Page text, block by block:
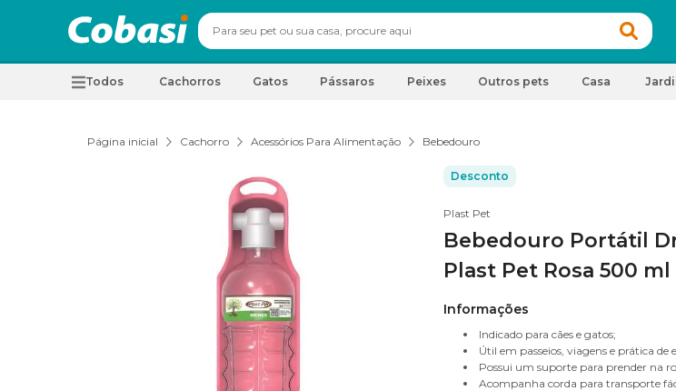
Todos Cachorros Gatos Pássaros Peixes Outros pets Casa
Página inicial Cachorro Acessórios Para Alimentação Bebedouro
Desconto
Plast Pet
Bebedouro Portátil
Plast Pet Rosa 500 ml
Informações
Indicado para cães e gatos;
Útil em passeios, viagens e prática de
Possui um suporte para prender na
Acompanha corda para transporte